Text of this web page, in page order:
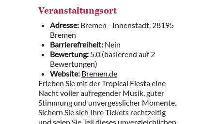
Veranstaltungsort
Adresse: Bremen - Innenstadt, 28195
Bremen
Barrierefreiheit: Nein
Bewertung: 5.0 (basierend auf 2
Bewertungen)
Website: Bremen.de
Erleben Sie mit der Tropical Fiesta eine
Nacht voller aufregender Musik, guter
Stimmung und unvergesslicher Momente.
Sichern Sie sich Ihre Tickets rechtzeitig
und seien Sie Teil dieses unvergleichlichen